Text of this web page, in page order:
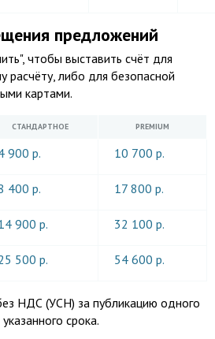
предложений
чтобы выставить счёт для
расчёту, либо для безопасной
картами.
СТАНДАРТНОЕ PREMIUM
900 р. 10 700 р.
400 р. 17 800 р.
900 р. 32 100 р.
500 р. 54 600 р.
НДС (УСН) за публикацию одного
срока.